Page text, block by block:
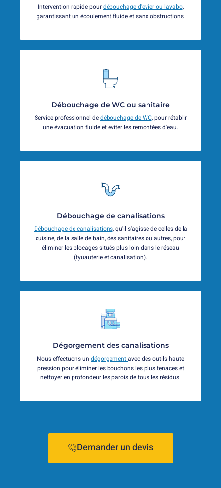
Intervention rapide pourdébouchage d'evier ou lavabo,
garantissant un écoulement fluide et sans obstructions.
Débouchage de WC ou sanitaire
Service professionnel dedébouchage de WC, pour rétablir
une évacuation fluide et éviter les remontées d'eau.
Débouchage de canalisations
Débouchage de canalisations, qu'il s'agisse de celles de la
cuisine, de la salle de bain, des sanitaires ou autres, pour
éliminer les blocages situés plus loin dans le réseau
(tyuauterie et canalisation).
Dégorgement des canalisations
Nous effectuons un dégorgementavec des outils haute
pression pour éliminer les bouchons les plus tenaces et
nettoyer en profondeur les parois de tous les résidus.
Demander un devis